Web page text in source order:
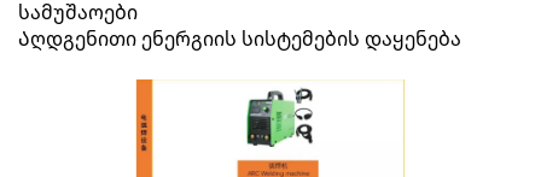
სამუშაოები
Აღდგენითი ენერგიის სისტემების დაყენება